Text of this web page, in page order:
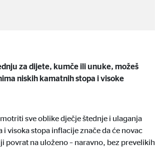
za dijete, kumče ili unuke, možeš
niskih kamatnih stopa i visoke
sve oblike dječje štednje i ulaganja
visoka stopa inflacije znače da će novac
povrat na uloženo – naravno, bez prevelikih
ovom sadržaju više nije potreban